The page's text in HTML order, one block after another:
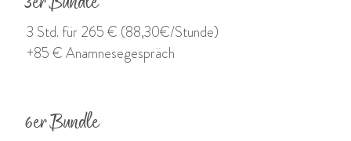
3er Bundle
3 Std. für 265 € (88,30€/Stunde)
+85 € Anamnesegespräch
6er Bundle